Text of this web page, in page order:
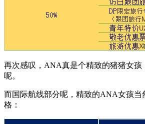
再次感叹，ANA真是个精致的猪猪女孩
呢。
而国际航线部分呢，精致的ANA女孩当
格：